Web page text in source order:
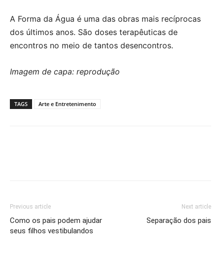
A Forma da Água é uma das obras mais recíprocas
dos últimos anos. São doses terapêuticas de
encontros no meio de tantos desencontros.
Imagem de capa: reprodução
TAGS Arte e Entretenimento
Previous article
Como os pais podem ajudar
seus filhos vestibulandos
Next article
Separação dos pais